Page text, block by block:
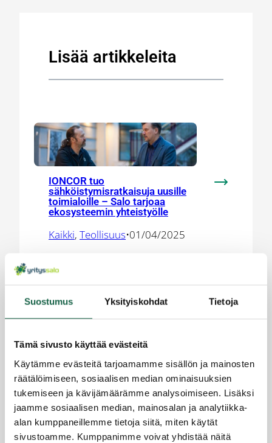
Suostumus Yksityiskohdat Tietoja
Tämä sivusto käyttää evästeitä
Käytämme evästeitä tarjoamamme sisällön ja mainosten
räätälöimiseen, sosiaalisen median ominaisuuksien
tukemiseen ja kävijämäärämme analysoimiseen. Lisäksi
jaamme sosiaalisen median, mainosalan ja analytiikka-
alan kumppaneillemme tietoja siitä, miten käytät
sivustoamme. Kumppanimme voivat yhdistää näitä
Lisää artikkeleita
IONCOR tuo
sähköistymisratkaisuja uusille
toimialoille – Salo tarjoaa
ekosysteemin yhteistyölle
Kaikki, Teollisuus•01/04/2025
tarjoaa
FORCIT valitsi Salon –
tehdashanke houkuttelee
osaajia ja herättelee paikallisia
toimittajia
Kaikki ,
Kuukauden
trendit
•06/08/2026
FORCIT
valitsi
Salon
–